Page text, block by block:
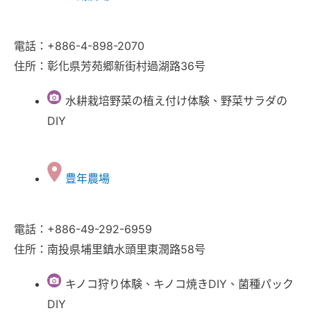
電話：+886-4-898-2070
住所：彰化県芳苑郷新街村過湖路36号
水耕栽培野菜の植え付け体験、野菜サラダの
DIY
豊年農場
電話：+886-49-292-6959
住所：南投県埔里鎮水頭里東潤路58号
キノコ狩り体験、キノコ焼きDIY、菌種パック
DIY